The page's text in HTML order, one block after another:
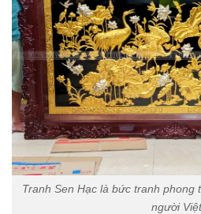
Tranh Sen Hạc là bức tranh phong
người Việt